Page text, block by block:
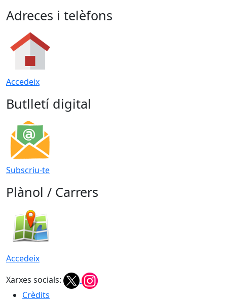
Adreces i telèfons
Accedeix
Butlletí digital
Subscriu-te
Plànol / Carrers
Accedeix
Xarxes socials:
Crèdits